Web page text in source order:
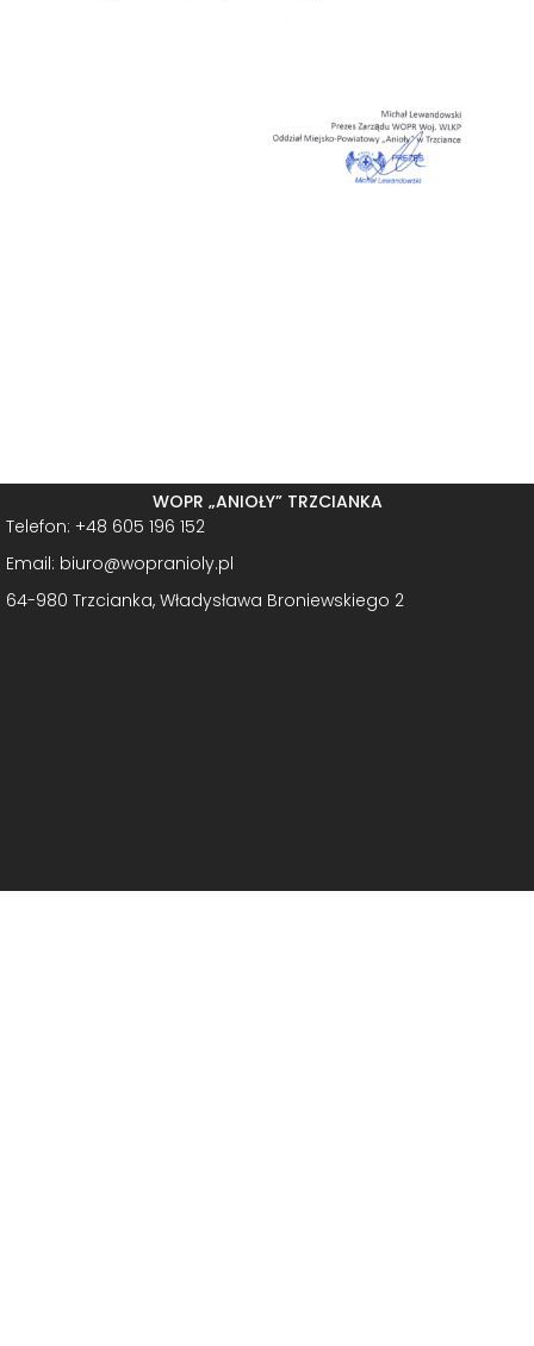
WOPR „ANIOŁY” TRZCIANKA
Telefon: +48 605 196 152
Email: biuro@wopranioly.pl
64-980 Trzcianka, Władysława Broniewskiego 2